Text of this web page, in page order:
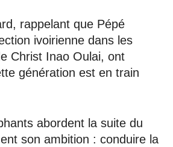
rappelant que Pépé
ivoirienne dans les
Christ Inao Oulai, ont
génération est en train
abordent la suite du
son ambition : conduire la